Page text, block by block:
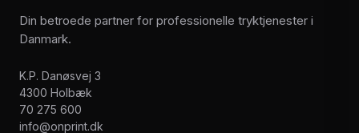
Din betroede partner for professionelle tryktjenester i
Danmark.
K.P. Danøsvej 3
4300 Holbæk
70 275 600
info@onprint.dk